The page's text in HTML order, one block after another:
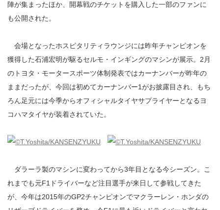
陣が集まったほか、開幕戦のチケットを購入した一部のファンに
も公開された。
会場となったホスピタリティラウンジには昨年チャンピオンを
獲得した石浦宏明が駆るセルモ・インギングのマシンが展示。2月
のトヨタ・モータースポーツ体制発表ではカーナンバーが昨年の
ままだったが、今回は初めてカーナンバー1がお披露目され、もち
ろん足元には今季からオフィシャルタイヤサプライヤーとなるヨ
コハマタイヤが装着されていた。
ダラーラ製のマシンに変わってから3年目となる今シーズン。こ
れまでも元F1ドライバーなど注目選手が来日して参戦してきた
が、今年は2015年のGP2チャンピオンでマクラーレン・ホンダの